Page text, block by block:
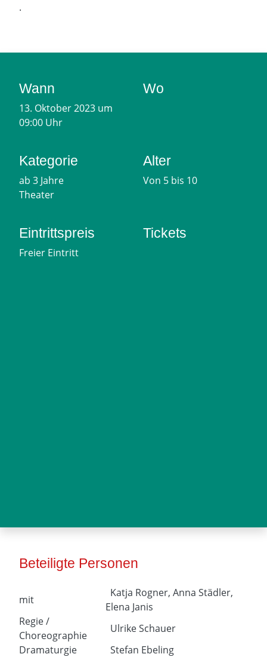
.
Wann
13. Oktober 2023 um
09:00 Uhr
Wo
Kategorie
ab 3 Jahre
Theater
Alter
Von 5 bis 10
Eintrittspreis
Freier Eintritt
Tickets
Beteiligte Personen
mit
Katja Rogner, Anna Städler,
Elena Janis
Regie /
Choreographie
Ulrike Schauer
Dramaturgie
Stefan Ebeling